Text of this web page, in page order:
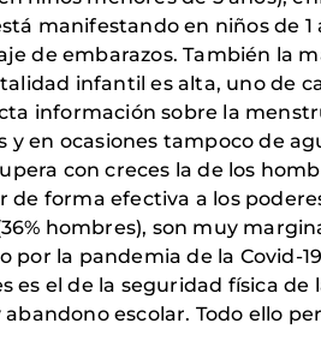
manifestando en niños de
de embarazos. También la
infantil es alta, uno de
información sobre la
en ocasiones tampoco de
con creces la de los
forma efectiva a los
hombres), son muy
por la pandemia de la Covid-
es el de la seguridad física
escolar. Todo ello